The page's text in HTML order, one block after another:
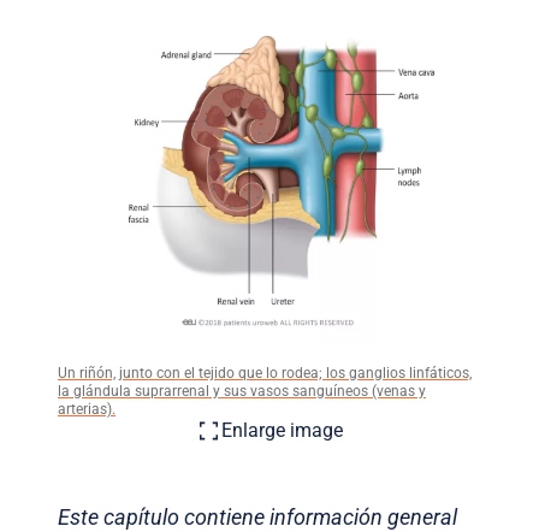
Un riñón, junto con el tejido que lo rodea; los ganglios linfáticos,
la glándula suprarrenal y sus vasos sanguíneos (venas y
arterias).
Enlarge image
Este capítulo contiene información general